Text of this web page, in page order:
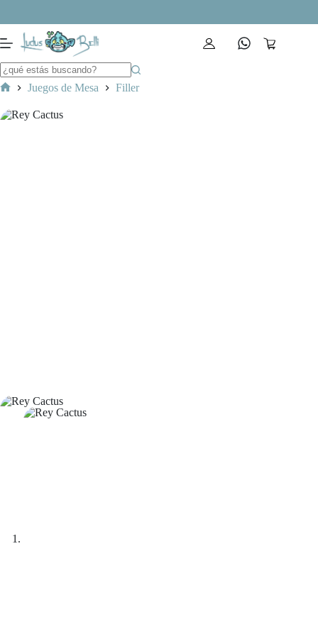
contenido
Carro
Juegos de Mesa Filler